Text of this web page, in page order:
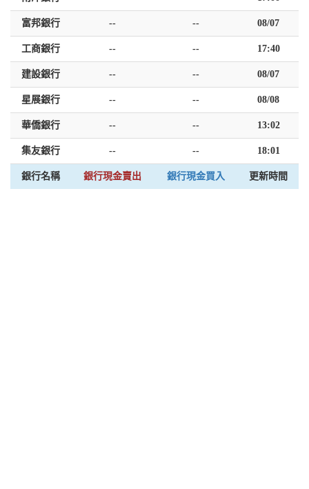
富邦銀行 -- -- 08/07
工商銀行 -- -- 17:40
建設銀行 -- -- 08/07
星展銀行 -- -- 08/08
華僑銀行 -- -- 13:02
集友銀行 -- -- 18:01
銀行名稱 銀行現金賣出 銀行現金買入 更新時間